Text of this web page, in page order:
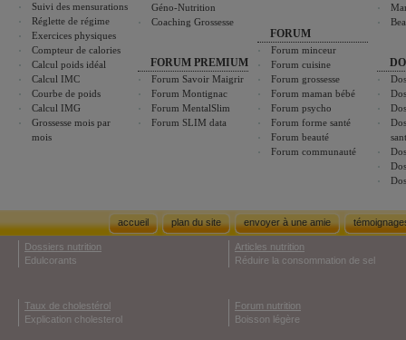
Suivi des mensurations
Réglette de régime
Exercices physiques
Compteur de calories
Calcul poids idéal
Calcul IMC
Courbe de poids
Calcul IMG
Grossesse mois par
mois
Géno-Nutrition
Coaching Grossesse
FORUM PREMIUM
Forum Savoir Maigrir
Forum Montignac
Forum MentalSlim
Forum SLIM data
FORUM
Forum minceur
Forum cuisine
Forum grossesse
Forum maman bébé
Forum psycho
Forum forme santé
Forum beauté
Forum communauté
accueil plan du site envoyer à une amie
Dossiers nutrition
Edulcorants
Articles nutrition
Réduire la consommation de sel
Taux de cholestérol
Explication cholesterol
Forum nutrition
Boisson légère